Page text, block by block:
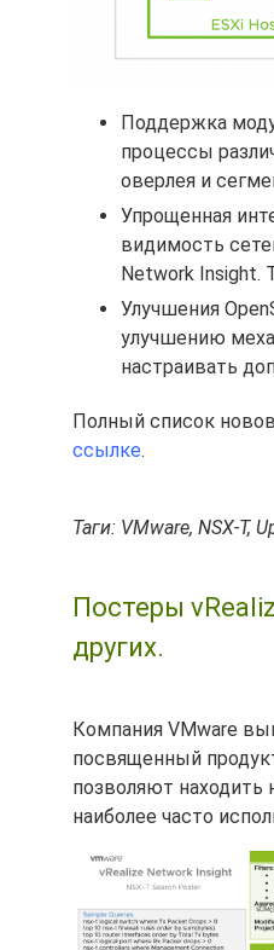
Поддержка
процессы
оверлея и
Упрощенная
видимость
Network Insight.
Улучшения
улучшению
настраивать
Полный список
ссылке.
Таги: VMware, NSX-T,
Постеры
других.
Компания VMware
посвященный
позволяют
наиболее часто